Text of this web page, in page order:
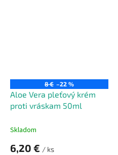
8 € –22 %
Aloe Vera pleťový krém
proti vráskam 50ml
Skladom
6,20 € / ks